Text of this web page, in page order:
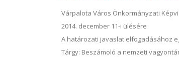
Várpalota Város Önkormányzati
2014. december 11-i ülésére
A határozati javaslat elfogadásához
Tárgy: Beszámoló a nemzeti